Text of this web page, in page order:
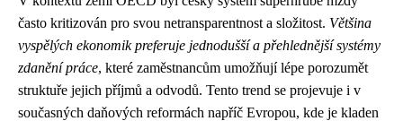
často kritizován pro svou netransparentnost a složitost. Většina
vyspělých ekonomik preferuje jednodušší a přehlednější systémy
zdanění práce, které zaměstnancům umožňují lépe porozumět
struktuře jejich příjmů a odvodů. Tento trend se projevuje i v
současných daňových reformách napříč Evropou, kde je kladen